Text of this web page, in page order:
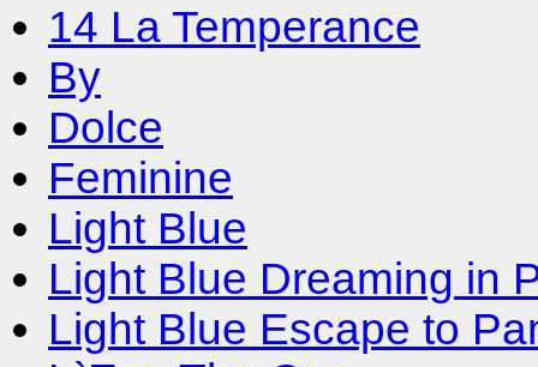
14 La Temperance
By
Dolce
Feminine
Light Blue
Light Blue Dreaming in
Light Blue Escape to